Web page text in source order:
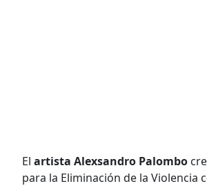
El artista Alexsandro Palombo
para la Eliminación de la Violencia